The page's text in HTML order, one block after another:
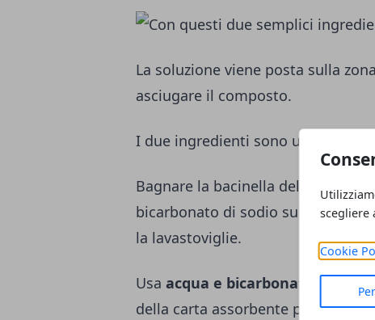
scegliere
Cookie
La soluzione viene posta sulla
asciugare il composto.
I due ingredienti sono utili per
Bagnare la bacinella della
bicarbonato di sodio sulla
la lavastoviglie.
Usa acqua e bicarbonato e
della carta assorbente